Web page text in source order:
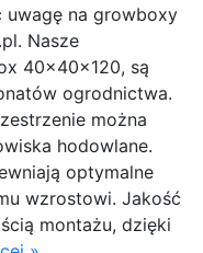
uwagę na growboxy
Nasze
40x40x120, są
ogrodnictwa.
można
hodowlane.
optymalne
wzrostowi. Jakość
montażu, dzięki